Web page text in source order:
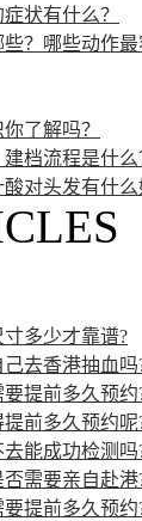
状有什么？
？哪些动作最
了解吗？
档流程是什么
对头发有什么
多少才靠谱?
去香港抽血吗
提前多久预约
前多久预约呢
能成功检测吗
需要亲自赴港
提前多久预约